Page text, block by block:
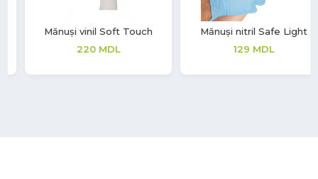
Mănuși nitril Safe Light
129MDL
Mănuși latex Soft Touch
277MDL